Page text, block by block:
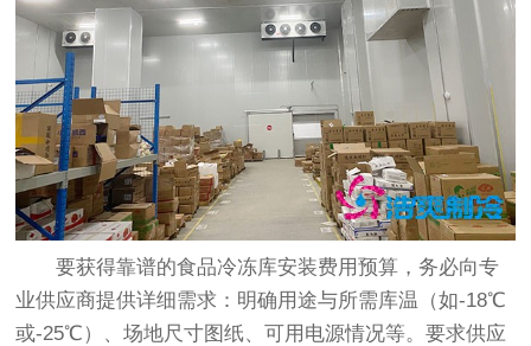
要获得靠谱的食品冷冻库安装费用预算，务必向专
业供应商提供详细需求：明确用途与所需库温（如-18℃
或-25℃）、场地尺寸图纸、可用电源情况等。要求供应